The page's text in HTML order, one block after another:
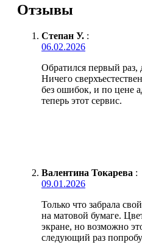
Отзывы
Степан У. :
06.02.2026
Обратился первый раз,
Ничего
без ошибок, и по цене
теперь этот сервис.
Валентина Токарева :
09.01.2026
Только что забрала
на матовой бумаге.
экране, но возможно
следующий раз